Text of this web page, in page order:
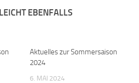
EBENFALLS
Aktuelles zur Sommersaison
2024
6. MAI 2024